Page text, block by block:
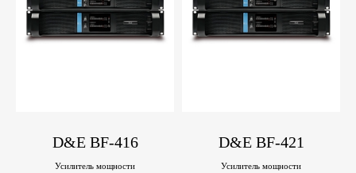
D&E BF-416
Усилитель мощности
D&E BF-421
Усилитель мощности